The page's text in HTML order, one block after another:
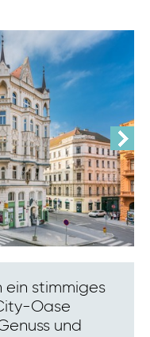
ein stimmiges
Oase
und